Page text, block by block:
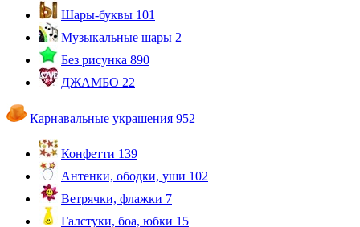
Шары-буквы 101
Музыкальные шары 2
Без рисунка 890
ДЖАМБО 22
Карнавальные украшения 952
Конфетти 139
Антенки, ободки, уши 102
Ветрячки, флажки 7
Галстуки, боа, юбки 15